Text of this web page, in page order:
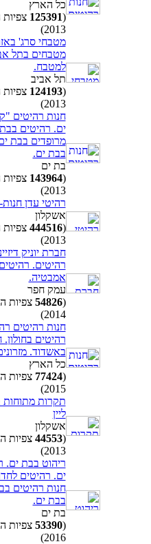
כל הארץ
(
125391
2013)
מטבחי סרג'
מטבחים בתל
למטבח.
תל אביב
(
124193
2013)
חנות רהיטים
ים. רהיטים
מרופדים בבת
בבת ים.
בת ים
(
143964
2013)
רהיטי עדן
אשקלון
(
444516
2013)
חברת יוניק
רהיטים.
אמבטיה.
עמק חפר
(
54826
2014)
חנות רהיטים
רהיטים
באשדוד.
כל הארץ
(
77424
2015)
תקרות מתוחות
ליין
אשקלון
(
44553
2013)
ריהוט בבת ים.
ים. רהיטים
חנות רהיטים
בבת ים.
בת ים
(
53390
2016)